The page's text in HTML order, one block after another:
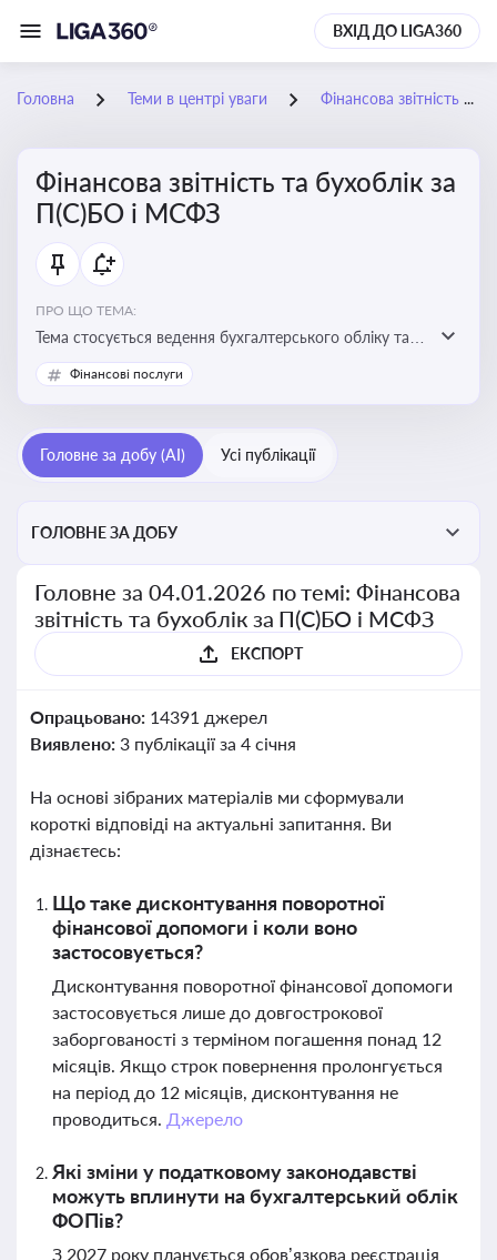
ВХІД ДО LIGA360
Головна Теми в центрі уваги Фінансова звітність та бухоблік за П(С)БО і МСФЗ
Фінансова звітність та бухоблік за
П(С)БО і МСФЗ
ПРО ЩО ТЕМА:
Тема стосується ведення бухгалтерського обліку та
складання фінансової звітності відповідно до
національних і міжнародних стандартів
Фінансові послуги
Головне за добу (AI) Усі публікації
ГОЛОВНЕ ЗА ДОБУ
Головне за 04.01.2026 по темі: Фінансова
звітність та бухоблік за П(С)БО і МСФЗ
ЕКСПОРТ
Опрацьовано: 14391 джерел
Виявлено: 3 публікації за 4 січня
На основі зібраних матеріалів ми сформували
короткі відповіді на актуальні запитання. Ви
дізнаєтесь:
Що таке дисконтування поворотної
фінансової допомоги і коли воно
застосовується?
Дисконтування поворотної фінансової допомоги
застосовується лише до довгострокової
заборгованості з терміном погашення понад 12
місяців. Якщо строк повернення пролонгується
на період до 12 місяців, дисконтування не
проводиться. Джерело
Які зміни у податковому законодавстві
можуть вплинути на бухгалтерський облік
ФОПів?
З 2027 року планується обов’язкова реєстрація